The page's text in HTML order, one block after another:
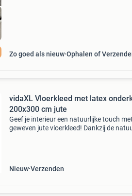
Zo goed als nieuw Ophalen of
vidaXL Vloerkleed met latex
200x300 cm jute
Geef je interieur een natuurlijke touch
geweven jute vloerkleed! Dankzij de
Nieuw Verzenden